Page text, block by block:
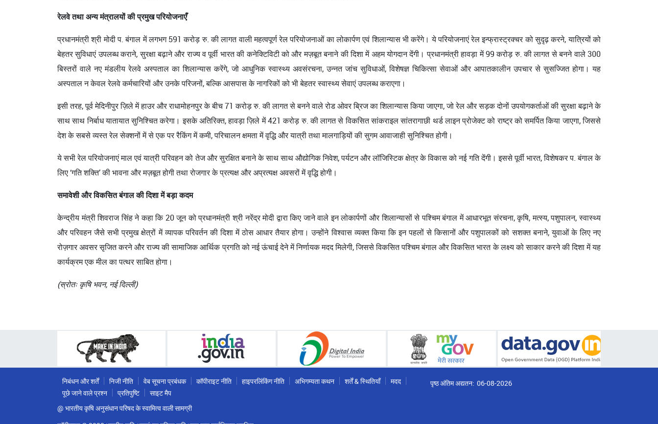
रेलवे तथा अन्य मंत्रालयों की प्रमुख परियोजनाएँ
प्रधानमंत्री श्री मोदी प. बंगाल में लगभग 591 करोड़ रु. की लागत वाली महत्वपूर्ण रेल परियोजनाओं का लोकार्पण एवं शिलान्यास भी करेंगे। ये परियोजनाएं रेल इन्फ्रास्ट्रक्चर को सुदृढ़ करने, यात्रियों को
बेहतर सुविधाएं उपलब्ध कराने, सुरक्षा बढ़ाने और राज्य व पूर्वी भारत की कनेक्टिविटी को और मज़बूत बनाने की दिशा में अहम योगदान देंगी। प्रधानमंत्री हावड़ा में 99 करोड़ रु. की लागत से बनने वाले 300
बिस्तरों वाले नए मंडलीय रेलवे अस्पताल का शिलान्यास करेंगे, जो आधुनिक स्वास्थ्य अवसंरचना, उन्नत जांच सुविधाओं, विशेषज्ञ चिकित्सा सेवाओं और आपातकालीन उपचार से सुसज्जित होगा। यह
अस्पताल न केवल रेलवे कर्मचारियों और उनके परिजनों, बल्कि आसपास के नागरिकों को भी बेहतर स्वास्थ्य सेवाएं उपलब्ध कराएगा।
इसी तरह, पूर्व मेदिनीपुर ज़िले में हाउर और राधामोहनपुर के बीच 71 करोड़ रु. की लागत से बनने वाले रोड ओवर ब्रिज का शिलान्यास किया जाएगा, जो रेल और सड़क दोनों उपयोगकर्ताओं की सुरक्षा बढ़ाने के
साथ साथ निर्बाध यातायात सुनिश्चित करेगा। इसके अतिरिक्त, हावड़ा ज़िले में 421 करोड़ रु. की लागत से विकसित सांकराइल सांतरागाछी थर्ड लाइन प्रोजेक्ट को राष्ट्र को समर्पित किया जाएगा, जिससे
देश के सबसे व्यस्त रेल सेक्शनों में से एक पर रैकिंग में कमी, परिचालन क्षमता में वृद्धि और यात्री तथा मालगाड़ियों की सुगम आवाजाही सुनिश्चित होगी।
ये सभी रेल परियोजनाएं माल एवं यात्री परिवहन को तेज और सुरक्षित बनाने के साथ साथ औद्योगिक निवेश, पर्यटन और लॉजिस्टिक क्षेत्र के विकास को नई गति देंगी। इससे पूर्वी भारत, विशेषकर प. बंगाल के
लिए ‘गति शक्ति’ की भावना और मज़बूत होगी तथा रोजगार के प्रत्यक्ष और अप्रत्यक्ष अवसरों में वृद्धि होगी।
समावेशी और विकसित बंगाल की दिशा में बड़ा कदम
केन्द्रीय मंत्री शिवराज सिंह ने कहा कि 20 जून को प्रधानमंत्री श्री नरेंद्र मोदी द्वारा किए जाने वाले इन लोकार्पणों और शिलान्यासों से पश्चिम बंगाल में आधारभूत संरचना, कृषि, मत्स्य, पशुपालन, स्वास्थ्य
और परिवहन जैसे सभी प्रमुख क्षेत्रों में व्यापक परिवर्तन की दिशा में ठोस आधार तैयार होगा। उन्होंने विश्वास व्यक्त किया कि इन पहलों से किसानों और पशुपालकों को सशक्त बनाने, युवाओं के लिए नए
रोज़गार अवसर सृजित करने और राज्य की सामाजिक आर्थिक प्रगति को नई ऊंचाई देने में निर्णायक मदद मिलेगी, जिससे विकसित पश्चिम बंगाल और विकसित भारत के लक्ष्य को साकार करने की दिशा में यह
कार्यक्रम एक मील का पत्थर साबित होगा।
(स्रोतः कृषि भवन, नई दिल्ली)
निबंधन और शर्तें निजी नीति वेब सूचना प्रबंधक कॉपीराइट नीति हाइपरलिंकिंग नीति अभिगम्यता कथन शर्तें & स्थितियाँ
मदद
पूछे जाने वाले प्रश्न
प्रतिपुष्टि
साइट मैप
@ भारतीय कृषि अनुसंधान परिषद के स्वामित्व वाली सामग्री
पृष्ठ अंतिम अद्यतन: 06-08-2026